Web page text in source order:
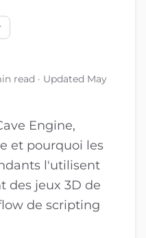
read · Updated May
Engine,
et pourquoi les
l'utilisent
des jeux 3D de
de scripting